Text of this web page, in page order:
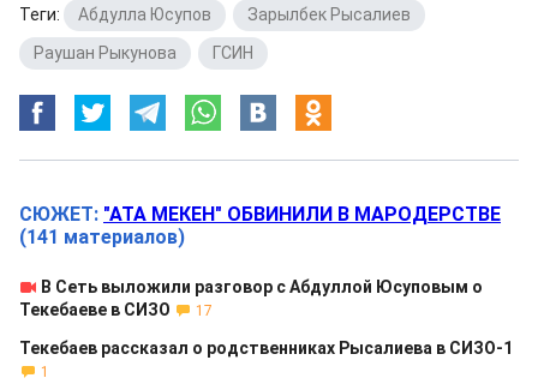
Теги: Абдулла Юсупов Зарылбек Рысалиев
Раушан Рыкунова
ГСИН
СЮЖЕТ: "АТА МЕКЕН" ОБВИНИЛИ В МАРОДЕРСТВЕ
(141 материалов)
В Сеть выложили разговор с Абдуллой Юсуповым о
Текебаеве в СИЗО
17
Текебаев рассказал о родственниках Рысалиева в СИЗО-1
1